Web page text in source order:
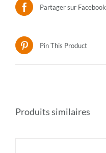
Partager sur Facebook
Pin This Product
Produits similaires